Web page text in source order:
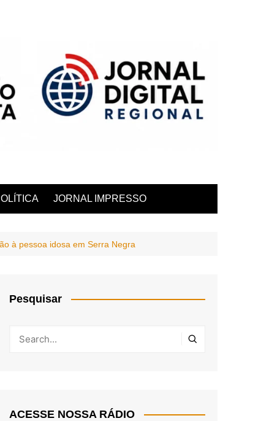
JORNAL IMPRESSO
à pessoa idosa em Serra Negra
Pesquisar
ACESSE NOSSA RÁDIO